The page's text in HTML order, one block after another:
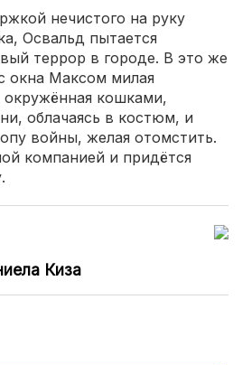
нечистого на руку
Освальд пытается
террор в городе. В это же
окна Максом милая
кошками,
облачаясь в костюм, и
войны, желая отомстить.
компанией и придётся
Киза